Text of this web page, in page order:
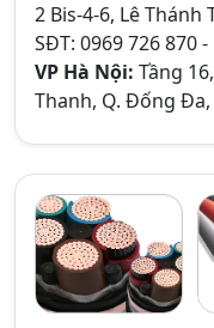
2 Bis-4-6, Lê Thánh
SĐT: 0969 726 870 -
VP Hà Nội: Tầng
Thanh, Q. Đống Đa,